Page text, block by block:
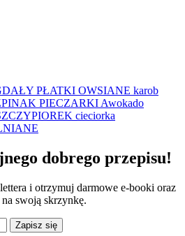
PŁATKI OWSIANE karob
PIECZARKI Awokado
cieciorka
dobrego przepisu!
i otrzymuj darmowe e-booki oraz
swoją skrzynkę.
Zapisz się